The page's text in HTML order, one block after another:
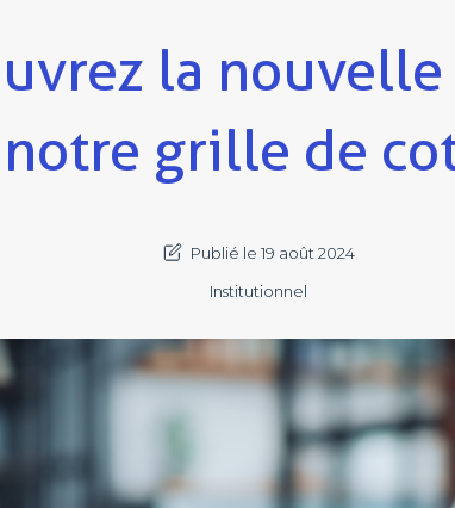
la
grille de
Publié le 19 août 2024
Institutionnel